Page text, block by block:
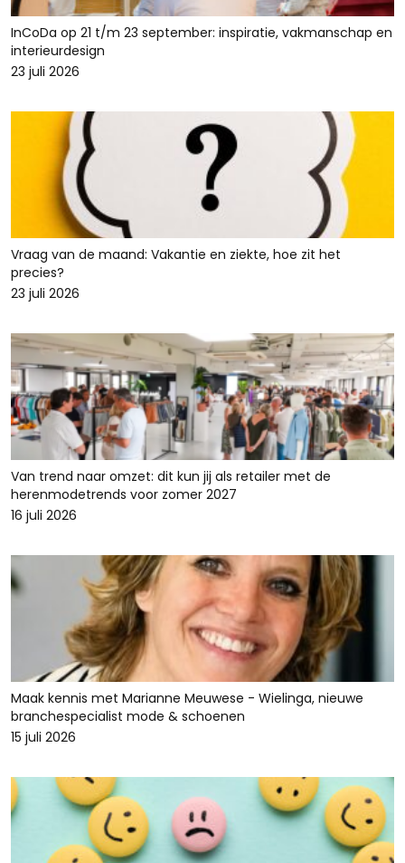
InCoDa op 21 t/m 23 september: inspiratie, vakmanschap en
interieurdesign
23 juli 2026
Vraag van de maand: Vakantie en ziekte, hoe zit het
precies?
23 juli 2026
Van trend naar omzet: dit kun jij als retailer met de
herenmodetrends voor zomer 2027
16 juli 2026
Maak kennis met Marianne Meuwese - Wielinga, nieuwe
branchespecialist mode & schoenen
15 juli 2026